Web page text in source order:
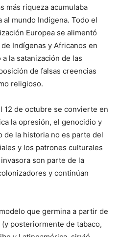
más riqueza acumulaba
al mundo Indígena. Todo el
Europea se alimentó
Indígenas y Africanos en
la satanización de las
de falsas creencias
religioso.
12 de octubre se convierte en
la opresión, el genocidio y
de la historia no es parte del
y los patrones culturales
son parte de la
y continúan
que germina a partir de
posteriormente de tabaco,